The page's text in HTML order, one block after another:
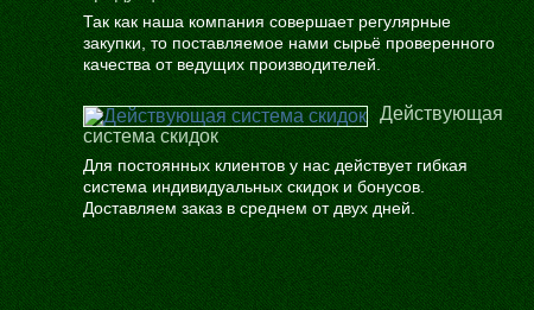
Так как наша компания совершает регулярные
закупки, то поставляемое нами сырьё проверенного
качества от ведущих производителей.
Действующая
система скидок
Для постоянных клиентов у нас действует гибкая
система индивидуальных скидок и бонусов.
Доставляем заказ в среднем от двух дней.